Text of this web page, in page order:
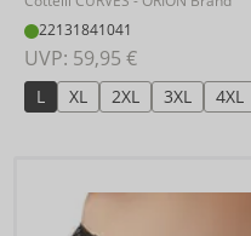
22131841041
UVP: 59,95 €
L XL 2XL 3XL 4XL